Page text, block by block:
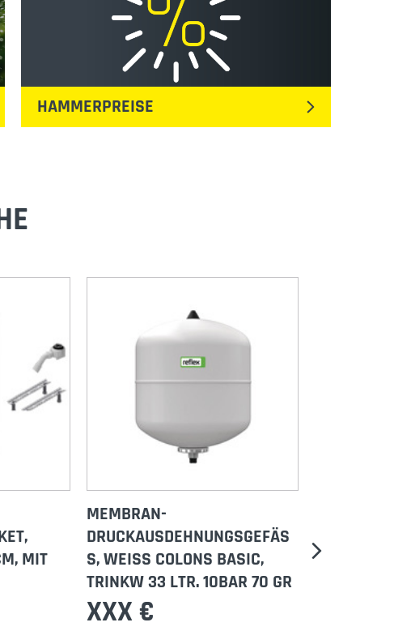
HAMMERPREISE
MIT
MEMBRAN-
DRUCKAUSDEHNUNGSGEFÄSS
, WEISS COLONS BASIC, TR
INKW 33 LTR. 10BAR 70 GR
XXX €